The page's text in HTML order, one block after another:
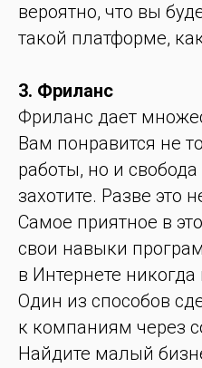
вероятно, что вы
такой платформе,
3. Фриланс
Фриланс дает
Вам понравится не
работы, но и
захотите. Разве это
Самое приятное в
свои навыки
в Интернете
Один из способов
к компаниям через
Найдите малый